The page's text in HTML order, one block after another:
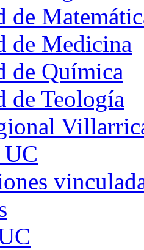
de
de Medicina
de Química
de Teología